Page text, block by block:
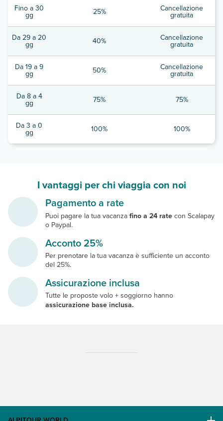
Fino a 30
gg 25% Cancellazione
gratuita
Da 29 a 20
gg 40% Cancellazione
gratuita
Da 19 a 9
gg 50% Cancellazione
gratuita
Da 8 a 4
gg 75% 75%
Da 3 a 0
gg 100% 100%
I vantaggi per chi viaggia con noi
Pagamento a rate
Puoi pagare la tua vacanza fino a 24 rate con Scalapay
o Paypal.
Acconto 25%
Per prenotare la tua vacanza è sufficiente un acconto
del 25%.
Assicurazione inclusa
Tutte le proposte volo + soggiorno hanno
assicurazione base inclusa.